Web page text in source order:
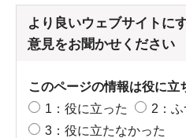
より良いウェブサイトに
意見をお聞かせください
このページの情報は役に立
1：役に立った
2：ふ
3：役に立たなかった